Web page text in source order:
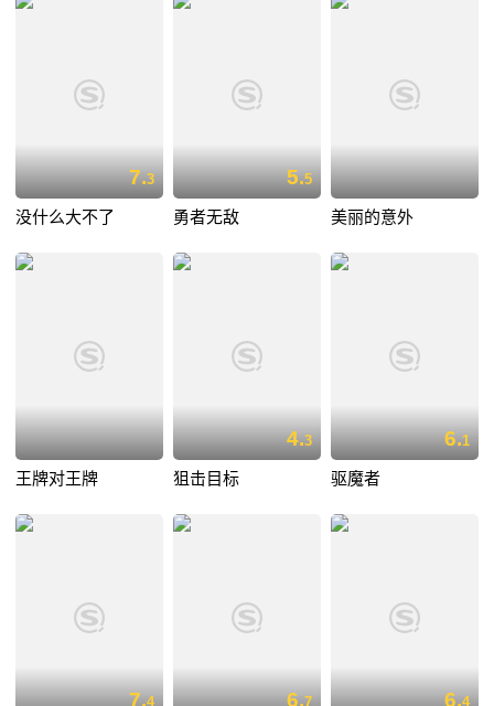
7.3
没什么大不了
5.5
勇者无敌 美丽的意外
王牌对王牌
4.3
狙击目标
6.1
驱魔者
7.4 6.7 6.4